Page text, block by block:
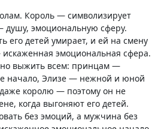
Король — символизирует
душу, эмоциональную сферу.
его детей умирает, и ей на смену
эмоциональная сфера.
выжить всем: принцам —
начало, Элизе — нежной и юной
королю — поэтому он не
когда выгоняют его детей.
без эмоций, а мужчина без